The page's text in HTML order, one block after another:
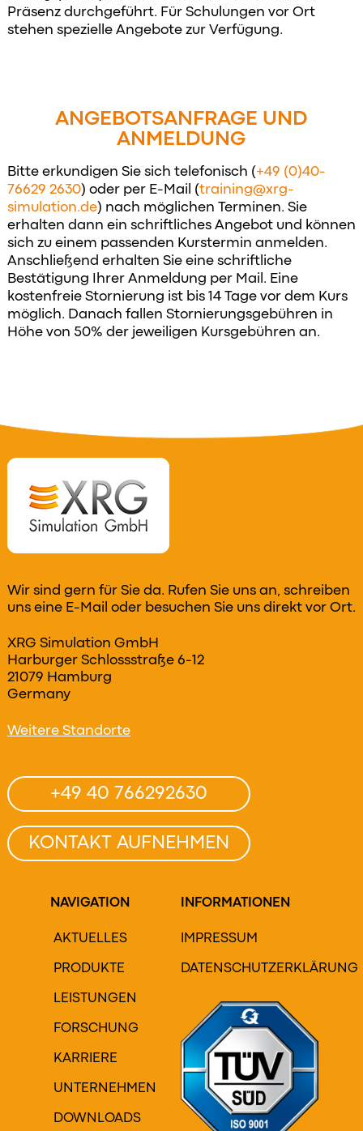
Präsenz durchgeführt. Für Schulungen vor Ort
stehen spezielle Angebote zur Verfügung.
ANGEBOTSANFRAGE UND
ANMELDUNG
Bitte erkundigen Sie sich telefonisch ( +49 (0)40-
76629 2630) oder per E-Mail (training@xrg-
simulation.de) nach möglichen Terminen. Sie
erhalten dann ein schriftliches Angebot und können
sich zu einem passenden Kurstermin anmelden.
Anschließend erhalten Sie eine schriftliche
Bestätigung Ihrer Anmeldung per Mail. Eine
kostenfreie Stornierung ist bis 14 Tage vor dem Kurs
möglich. Danach fallen Stornierungsgebühren in
Höhe von 50% der jeweiligen Kursgebühren an.
Wir sind gern für Sie da. Rufen Sie uns an, schreiben
uns eine E-Mail oder besuchen Sie uns direkt vor Ort.
XRG Simulation GmbH
Harburger Schlossstraße 6-12
21079 Hamburg
Germany
Weitere Standorte
+49 40 766292630
KONTAKT AUFNEHMEN
NAVIGATION
AKTUELLES
PRODUKTE
LEISTUNGEN
FORSCHUNG
KARRIERE
UNTERNEHMEN
DOWNLOADS
INFORMATIONEN
IMPRESSUM
DATENSCHUTZERKLÄRUNG